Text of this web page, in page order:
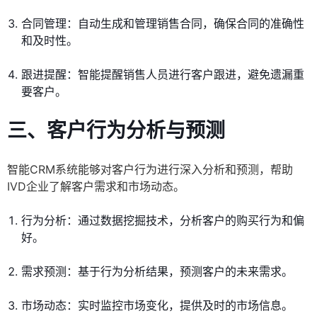
合同管理：自动生成和管理销售合同，确保合同的准确性
和及时性。
跟进提醒：智能提醒销售人员进行客户跟进，避免遗漏重
要客户。
三、客户行为分析与预测
智能CRM系统能够对客户行为进行深入分析和预测，帮助
IVD企业了解客户需求和市场动态。
行为分析：通过数据挖掘技术，分析客户的购买行为和偏
好。
需求预测：基于行为分析结果，预测客户的未来需求。
市场动态：实时监控市场变化，提供及时的市场信息。